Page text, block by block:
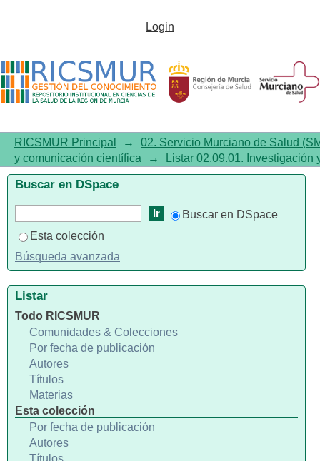
Listar 02.09.01. Investigación y
autor "Rilo-Miranda, Irene"
Login
RICSMUR Principal →
02. Servicio Murciano de Salud
y comunicación científica
→ Listar 02.09.01.
Buscar en DSpace
Buscar en DSpace
Esta colección
Búsqueda avanzada
Listar
Todo RICSMUR
Comunidades & Colecciones
Por fecha de publicación
Autores
Títulos
Materias
Esta colección
Por fecha de publicación
Autores
Títulos